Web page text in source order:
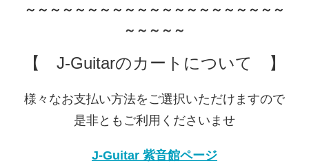
～～～～～～～～～～～～～～～～～～～～～
～～～～～
【 J-Guitarのカートについて 】
様々なお支払い方法をご選択いただけますので
是非ともご利用くださいませ
J-Guitar 紫音館ページ